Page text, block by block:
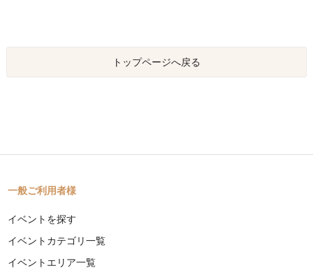
トップページへ戻る
一般ご利用者様
イベントを探す
イベントカテゴリ一覧
イベントエリア一覧